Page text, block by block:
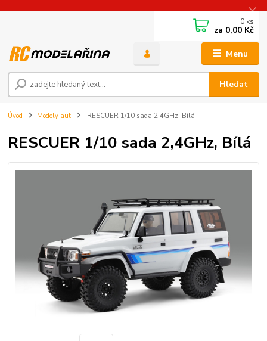
Menu
Hledat
0 ks
za 0,00 Kč
Úvod Modely aut RESCUER 1/10 sada 2,4GHz, Bílá
RESCUER 1/10 sada 2,4GHz, Bílá